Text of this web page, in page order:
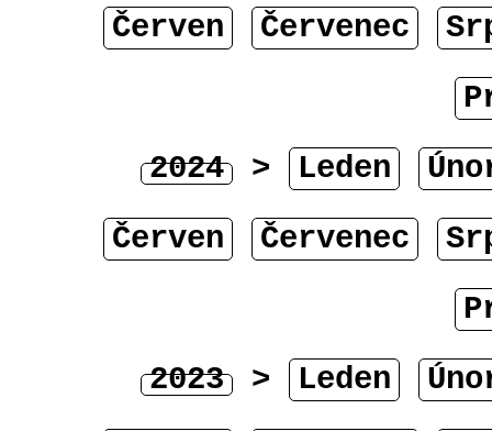
Červen
Červenec
2024 > Leden
Červen
Červenec
2023 > Leden